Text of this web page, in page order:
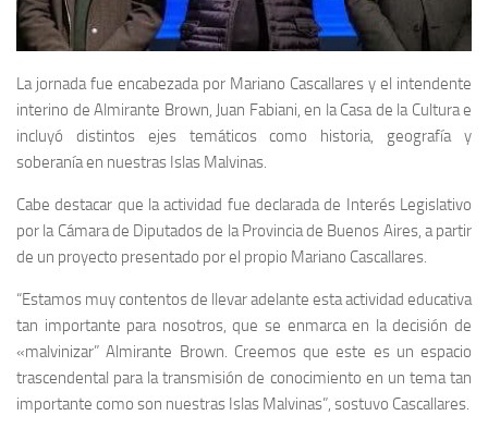
La jornada fue encabezada por Mariano Cascallares y el intendente
interino de Almirante Brown, Juan Fabiani, en la Casa de la Cultura e
incluyó distintos ejes temáticos como historia, geografía y
soberanía en nuestras Islas Malvinas.
Cabe destacar que la actividad fue declarada de Interés Legislativo
por la Cámara de Diputados de la Provincia de Buenos Aires, a partir
de un proyecto presentado por el propio Mariano Cascallares.
“Estamos muy contentos de llevar adelante esta actividad educativa
tan importante para nosotros, que se enmarca en la decisión de
«malvinizar” Almirante Brown. Creemos que este es un espacio
trascendental para la transmisión de conocimiento en un tema tan
importante como son nuestras Islas Malvinas”, sostuvo Cascallares.